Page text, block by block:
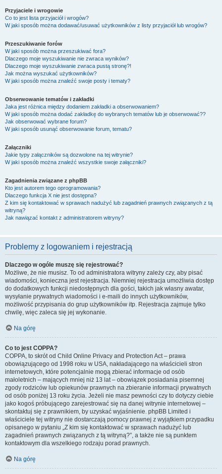
Przyjaciele i wrogowie
Co to jest lista przyjaciół i wrogów?
W jaki sposób można dodawać/usuwać użytkowników z listy przyjaciół lub wrogów?
Przeszukiwanie forów
W jaki sposób można przeszukiwać fora?
Dlaczego moje wyszukiwanie nie zwraca wyników?
Dlaczego moje wyszukiwanie zwraca pustą stronę?!
Jak można wyszukać użytkowników?
W jaki sposób można znaleźć swoje posty i tematy?
Obserwowanie tematów i zakładki
Jaka jest różnica między dodaniem zakładki a obserwowaniem?
W jaki sposób można dodać zakładkę do wybranych tematów lub je obserwować??
Jak obserwować wybrane forum?
W jaki sposób usunąć obserwowanie forum, tematu?
Załączniki
Jakie typy załączników są dozwolone na tej witrynie?
W jaki sposób można znaleźć wszystkie swoje załączniki?
Zagadnienia związane z phpBB
Kto jest autorem tego oprogramowania?
Dlaczego funkcja X nie jest dostępna?
Z kim się kontaktować w sprawach nadużyć lub zagadnień prawnych związanych z tą
witryną?
Jak nawiązać kontakt z administratorem witryny?
Problemy z logowaniem i rejestracją
Dlaczego w ogóle muszę się rejestrować?
Możliwe, że nie musisz. To od administratora witryny zależy czy, aby pisać
wiadomości, konieczna jest rejestracja. Niemniej rejestracja umożliwia dostęp
do dodatkowych funkcji niedostępnych dla gości, takich jak własny awatar,
wysyłanie prywatnych wiadomości i e-maili do innych użytkowników,
możliwość przypisania do grup użytkowników itp. Rejestracja zajmuje tylko
chwilę, więc zaleca się jej wykonanie.
Na górę
Co to jest COPPA?
COPPA, to skrót od Child Online Privacy and Protection Act – prawa
obowiązującego od 1998 roku w USA, nakładającego na właścicieli stron
internetowych, które potencjalnie mogą zbierać informacje od osób
małoletnich – mających mniej niż 13 lat – obowiązek posiadania pisemnej
zgody rodziców lub opiekunów prawnych na zbieranie informacji prywatnych
od osób poniżej 13 roku życia. Jeżeli nie masz pewności czy to dotyczy ciebie
jako kogoś próbującego zarejestrować się na danej witrynie internetowej –
skontaktuj się z prawnikiem, by uzyskać wyjaśnienie. phpBB Limited i
właściciele tej witryny nie dostarczają pomocy prawnej z wyjątkiem przypadku
opisanego w pytaniu „Z kim się kontaktować w sprawach nadużyć lub
zagadnień prawnych związanych z tą witryną?”, a także nie są punktem
kontaktowym dla wszelkiego rodzaju porad prawnych.
Na górę